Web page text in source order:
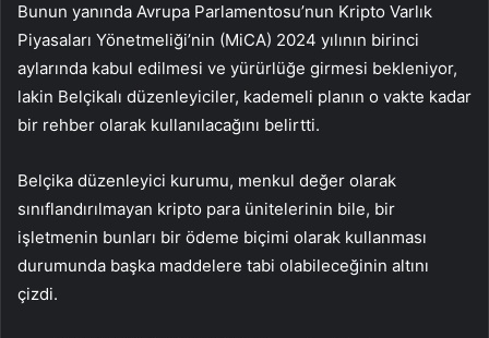
Bunun yanında Avrupa Parlamentosu’nun Kripto Varlık
Piyasaları Yönetmeliği’nin (MiCA) 2024 yılının birinci
aylarında kabul edilmesi ve yürürlüğe girmesi bekleniyor,
lakin Belçikalı düzenleyiciler, kademeli planın o vakte kadar
bir rehber olarak kullanılacağını belirtti.
Belçika düzenleyici kurumu, menkul değer olarak
sınıflandırılmayan kripto para ünitelerinin bile, bir
işletmenin bunları bir ödeme biçimi olarak kullanması
durumunda başka maddelere tabi olabileceğinin altını
çizdi.